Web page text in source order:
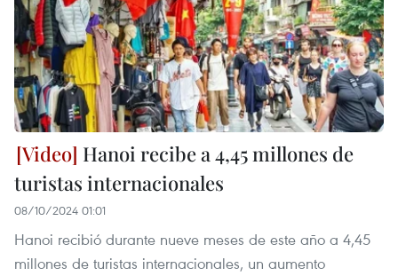
Hanoi recibe a 4,45 millones de
turistas internacionales
08/10/2024 01:01
Hanoi recibió durante nueve meses de este año a 4,45
millones de turistas internacionales, un aumento